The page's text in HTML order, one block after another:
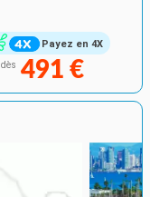
Payez en 4X
dès 491 €